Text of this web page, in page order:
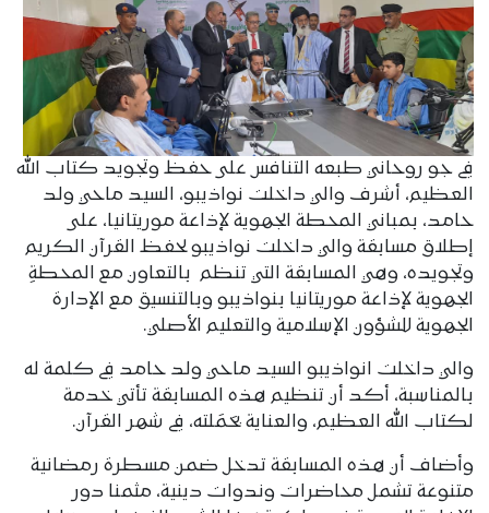
في جو روحاني طبعه التنافس على حفظ وتجويد كتاب الله
العظيم، أشرف والي داخلت نواذيبو، السيد ماحي ولد
حامد، بمباني المحطة الجهوية لإذاعة موريتانيا، على
إطلاق مسابقة والي داخلت نواذيبو لحفظ القرآن الكريم
وتجويده، وهي المسابقة التي تنظم بالتعاون مع المحطةِ
الجهوية لإذاعة موريتانيا بنواذيبو وبالتنسيق مع الإدارة
الجهوية للشؤون الإسلامية والتعليم الأصلي.
والي داخلت انواذيبو السيد ماحي ولد حامد في كلمة له
بالمناسبة، أكد أن تنظيم هذه المسابقة تأتي خدمة
لكتاب الله العظيم، والعناية بحَمَلته، في شهر القرآن.
وأضاف أن هذه المسابقة تدخل ضمن مسطرة رمضانية
متنوعة تشمل محاضرات وندوات دينية، مثمنا دور